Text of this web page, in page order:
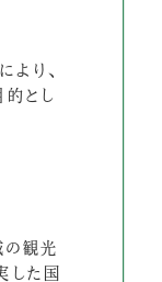
り、
とし
の観光
した国